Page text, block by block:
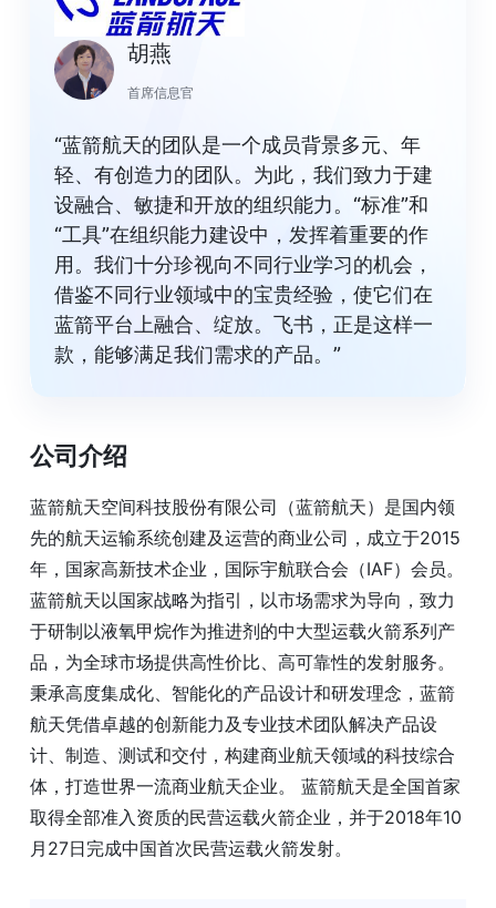
胡燕
首席信息官
“蓝箭航天的团队是一个成员背景多元、年
轻、有创造力的团队。为此，我们致力于建
设融合、敏捷和开放的组织能力。“标准”和
“工具”在组织能力建设中，发挥着重要的作
用。我们十分珍视向不同行业学习的机会，
借鉴不同行业领域中的宝贵经验，使它们在
蓝箭平台上融合、绽放。飞书，正是这样一
款，能够满足我们需求的产品。”
公司介绍
蓝箭航天空间科技股份有限公司（蓝箭航天）是国内领
先的航天运输系统创建及运营的商业公司，成立于2015
年，国家高新技术企业，国际宇航联合会（IAF）会员。
蓝箭航天以国家战略为指引，以市场需求为导向，致力
于研制以液氧甲烷作为推进剂的中大型运载火箭系列产
品，为全球市场提供高性价比、高可靠性的发射服务。
秉承高度集成化、智能化的产品设计和研发理念，蓝箭
航天凭借卓越的创新能力及专业技术团队解决产品设
计、制造、测试和交付，构建商业航天领域的科技综合
体，打造世界一流商业航天企业。 蓝箭航天是全国首家
取得全部准入资质的民营运载火箭企业，并于2018年10
月27日完成中国首次民营运载火箭发射。